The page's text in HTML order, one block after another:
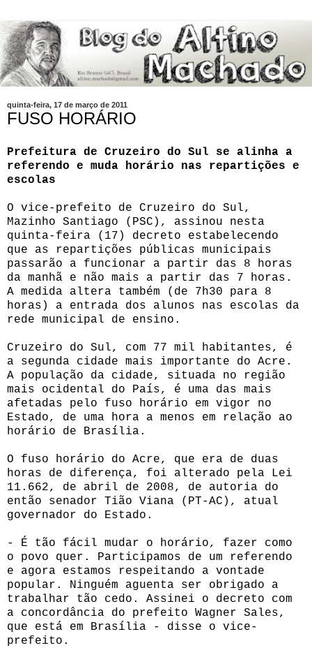
quinta-feira, 17 de março de 2011
FUSO HORÁRIO
Prefeitura de Cruzeiro do Sul se alinha a
referendo e muda horário nas repartições e
escolas
O vice-prefeito de Cruzeiro do Sul,
Mazinho Santiago (PSC), assinou nesta
quinta-feira (17) decreto estabelecendo
que as repartições públicas municipais
passarão a funcionar a partir das 8 horas
da manhã e não mais a partir das 7 horas.
A medida altera também (de 7h30 para 8
horas) a entrada dos alunos nas escolas da
rede municipal de ensino.
Cruzeiro do Sul, com 77 mil habitantes, é
a segunda cidade mais importante do Acre.
A população da cidade, situada no região
mais ocidental do País, é uma das mais
afetadas pelo fuso horário em vigor no
Estado, de uma hora a menos em relação ao
horário de Brasília.
O fuso horário do Acre, que era de duas
horas de diferença, foi alterado pela Lei
11.662, de abril de 2008, de autoria do
então senador Tião Viana (PT-AC), atual
governador do Estado.
- É tão fácil mudar o horário, fazer como
o povo quer. Participamos de um referendo
e agora estamos respeitando a vontade
popular. Ninguém aguenta ser obrigado a
trabalhar tão cedo. Assinei o decreto com
a concordância do prefeito Wagner Sales,
que está em Brasília - disse o vice-
prefeito.